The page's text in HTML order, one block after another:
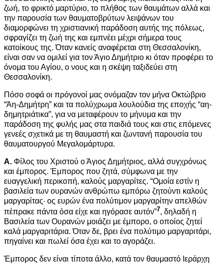
ζωή, το φρικτό μαρτύριο, το πλήθος των θαυμάτων αλλά και
την παρουσία των θαυματοβρύτων λειψάνων του
διαμορφώνει τη χριστιανική παράδοση αυτής της πόλεως,
σφραγίζει τη ζωή της και εμπνέει μέχρι σήμερα τους
κατοίκους της. Όταν κανείς αναφέρεται στη Θεσσαλονίκη,
είναι σαν να ομιλεί για τον Άγιο Δημήτριο κι όταν προφέρει το
όνομα του Αγίου, ο νους και η σκέψη ταξιδεύει στη
Θεσσαλονίκη.
Πόσο σοφά οι πρόγονοί μας ονόμαζαν τον μήνα Οκτώβριο
“Άη-Δημήτρη” και τα πολύχρωμα λουλούδια της εποχής “αη-
δημητριάτικα”, για να μεταφέρουν το μήνυμα και την
παράδοση της φυλής μας στα παιδιά τους και στις επόμενες
γενεές σχετικά με τη θαυμαστή και ζωντανή παρουσία του
θαυματουργού Μεγαλομάρτυρα.
Α. Φίλος του Χριστού ο Άγιος Δημήτριος, αλλά συγχρόνως
και έμπορος. Έμπορος που ζητά, σύμφωνα με την
ευαγγελική περικοπή, καλούς μαργαρίτες. “Ομοία εστίν η
βασιλεία των ουρανών ανθρώπω εμπόρω ζητούντι καλούς
μαργαρίτας· ος ευρών ένα πολύτιμον μαργαρίτην απελθών
πέπρακε πάντα όσα είχε και ηγόρασε αυτόν”7, δηλαδή η
Βασιλεία των Ουρανών μοιάζει με έμπορο, ο οποίος ζητεί
καλά μαργαριτάρια. Όταν δε, βρει ένα πολύτιμο μαργαριτάρι,
πηγαίνει και πωλεί όσα έχει και το αγοράζει.
Έμπορος δεν είναι τίποτα άλλο, κατά τον θαυμαστό Ιεράρχη